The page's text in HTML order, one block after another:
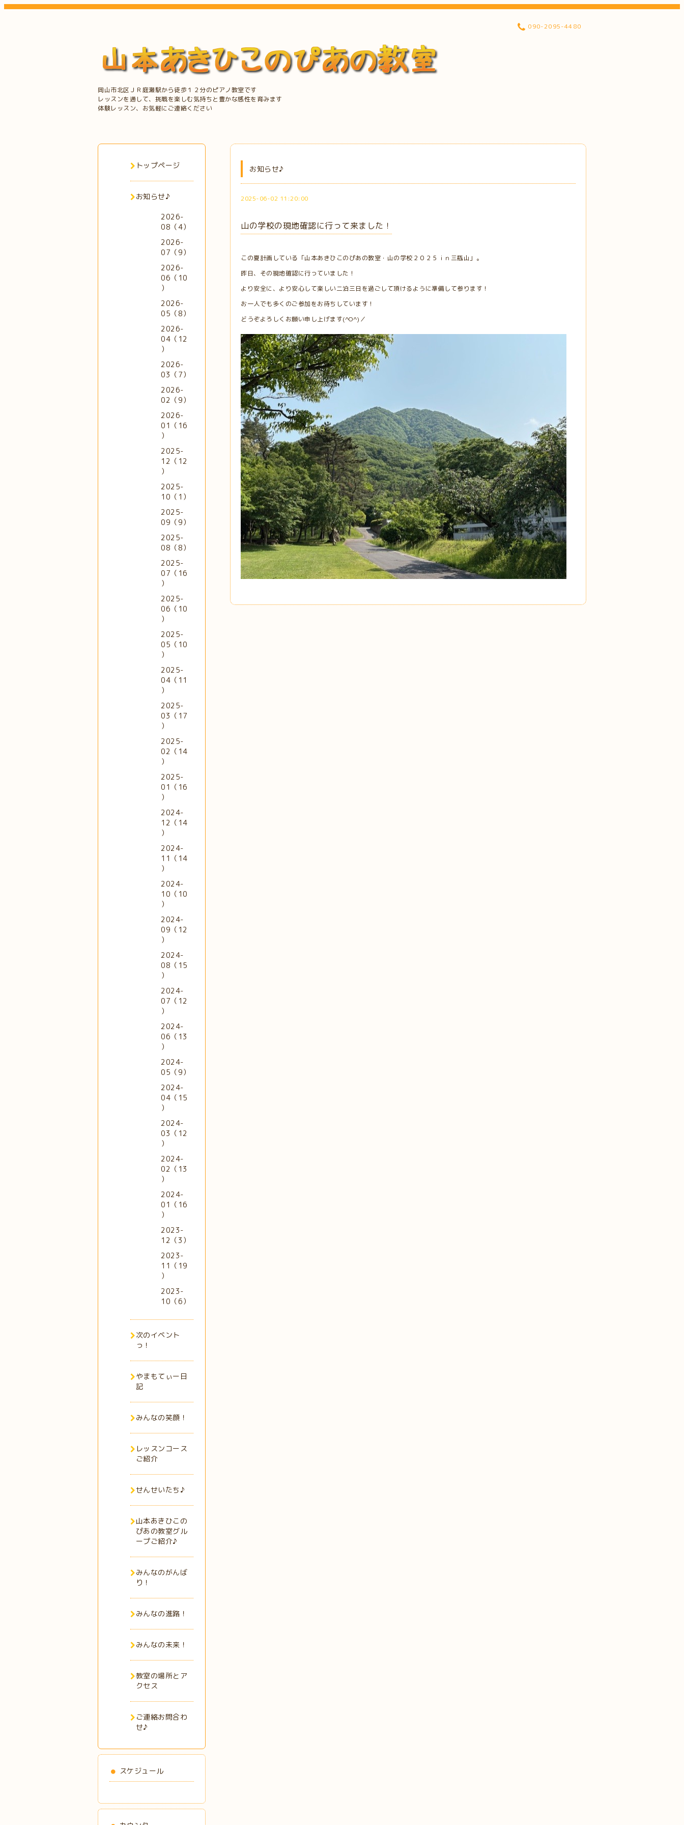
岡山市北区ＪＲ庭瀬駅から徒歩１２分のピアノ教室です
レッスンを通して、挑戦を楽しむ気持ちと豊かな感性を育みます
体験レッスン、お気軽にご連絡ください
090-2095-4480
お知らせ♪
2025-06-02 11:20:00
山の学校の現地確認に行って来ました！
この夏計画している「山本あきひこのぴあの教室・山の学校２０２５ｉｎ三瓶山」。
昨日、その現地確認に行っていました！
より安全に、より安心して楽しい二泊三日を過ごして頂けるように準備して参ります！
お一人でも多くのご参加をお待ちしています！
どうぞよろしくお願い申し上げます(^O^)／
トップページ
お知らせ♪
2026-
08（4）
2026-
07（9）
2026-
06（10
）
2026-
05（8）
2026-
04（12
）
2026-
03（7）
2026-
02（9）
2026-
01（16
）
2025-
12（12
）
2025-
10（1）
2025-
09（9）
2025-
08（8）
2025-
07（16
）
2025-
06（10
）
2025-
05（10
）
2025-
04（11
）
2025-
03（17
）
2025-
02（14
）
2025-
01（16
）
2024-
12（14
）
2024-
11（14
）
2024-
10（10
）
2024-
09（12
）
2024-
08（15
）
2024-
07（12
）
2024-
06（13
）
2024-
05（9）
2024-
04（15
）
2024-
03（12
）
2024-
02（13
）
2024-
01（16
）
2023-
12（3）
2023-
11（19
）
2023-
10（6）
次のイベント
っ！
やまもてぃー日
記
みんなの笑顔！
レッスンコース
ご紹介
せんせいたち♪
山本あきひこの
ぴあの教室グル
ープご紹介♪
みんなのがんば
り！
みんなの進路！
みんなの未来！
教室の場所とア
クセス
ご連絡お問合わ
せ♪
スケジュール